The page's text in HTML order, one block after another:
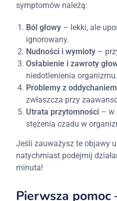
symptomów należą:
Ból głowy – lekki, ale
ignorowany.
Nudności i wymioty –
Osłabienie i zawroty
niedotlenienia organizmu.
Problemy z oddychaniem
zwłaszcza przy
Utrata przytomności – w
stężenia czadu w
Jeśli zauważysz te objawy
natychmiast podejmij
minuta!
Pierwsza pomoc